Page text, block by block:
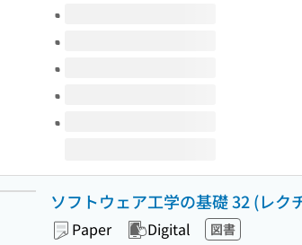
Volumes of this title
ソフトウェア工学の基礎 32 (レ
Paper Digital 図書